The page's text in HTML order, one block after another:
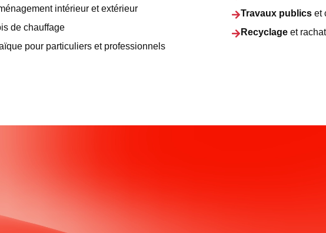
intérieur et extérieur
de chauffage
pour particuliers et professionnels
Travaux publics et
Recyclage et